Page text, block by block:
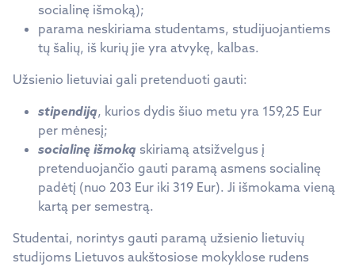
socialinę išmoką);
parama neskiriama studentams, studijuojantiems
tų šalių, iš kurių jie yra atvykę, kalbas.
Užsienio lietuviai gali pretenduoti gauti:
stipendiją, kurios dydis šiuo metu yra 159,25 Eur
per mėnesį;
socialinę išmoką skiriamą atsižvelgus į
pretenduojančio gauti paramą asmens socialinę
padėtį (nuo 203 Eur iki 319 Eur). Ji išmokama vieną
kartą per semestrą.
Studentai, norintys gauti paramą užsienio lietuvių
studijoms Lietuvos aukštosiose mokyklose rudens